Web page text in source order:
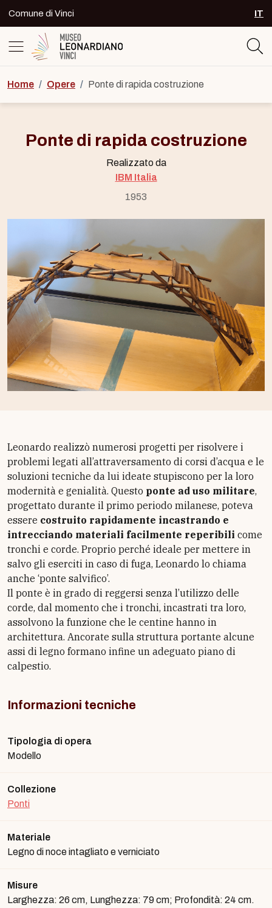
Comune di Vinci IT
Home / Opere / Ponte di rapida costruzione
Ponte di rapida costruzione
Realizzato da
IBM Italia
1953
Leonardo realizzò numerosi progetti per risolvere i
problemi legati all’attraversamento di corsi d’acqua e le
soluzioni tecniche da lui ideate stupiscono per la loro
modernità e genialità. Questo ponte ad uso militare,
progettato durante il primo periodo milanese, poteva
essere costruito rapidamente incastrando e
intrecciando materiali facilmente reperibili come
tronchi e corde. Proprio perché ideale per mettere in
salvo gli eserciti in caso di fuga, Leonardo lo chiama
anche ‘ponte salvifico’.
Il ponte è in grado di reggersi senza l’utilizzo delle
corde, dal momento che i tronchi, incastrati tra loro,
assolvono la funzione che le centine hanno in
architettura. Ancorate sulla struttura portante alcune
assi di legno formano infine un adeguato piano di
calpestio.
Informazioni tecniche
Tipologia di opera
Modello
Collezione
Ponti
Materiale
Legno di noce intagliato e verniciato
Misure
Larghezza: 26 cm, Lunghezza: 79 cm; Profondità: 24 cm.